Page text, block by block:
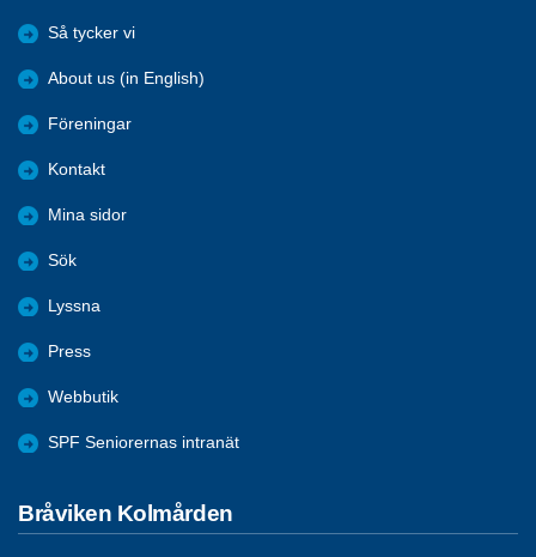
Så tycker vi
About us (in English)
Föreningar
Kontakt
Mina sidor
Sök
Lyssna
Press
Webbutik
SPF Seniorernas intranät
Bråviken Kolmården